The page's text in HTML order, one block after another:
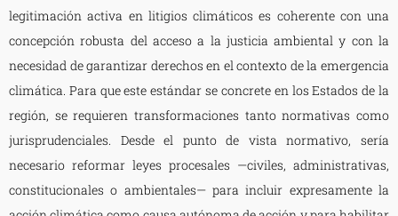
legitimación activa en litigios climáticos es coherente con una
concepción robusta del acceso a la justicia ambiental y con la
necesidad de garantizar derechos en el contexto de la emergencia
climática. Para que este estándar se concrete en los Estados de la
región, se requieren transformaciones tanto normativas como
jurisprudenciales. Desde el punto de vista normativo, sería
necesario reformar leyes procesales —civiles, administrativas,
constitucionales o ambientales— para incluir expresamente la